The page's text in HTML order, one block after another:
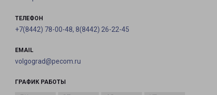
ТЕЛЕФОН
+7(8442) 78-00-48, 8(8442) 26-22-45
EMAIL
volgograd@pecom.ru
ГРАФИК РАБОТЫ